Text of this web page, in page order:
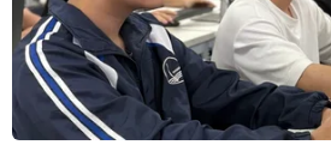
Không quân Mỹ sẽ được
laser và siêu thanh
20/05/2015 00:53